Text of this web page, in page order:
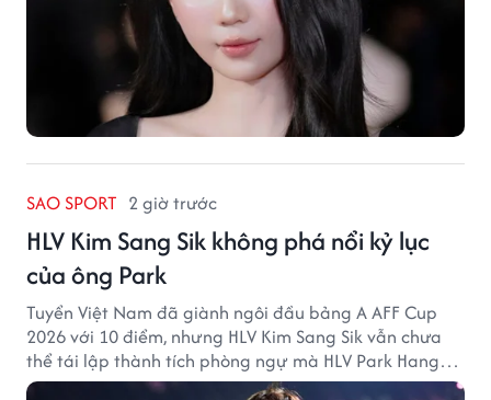
SAO SPORT 2 giờ trước
HLV Kim Sang Sik không phá nổi kỷ lục
của ông Park
Tuyển Việt Nam đã giành ngôi đầu bảng A AFF Cup
2026 với 10 điểm, nhưng HLV Kim Sang Sik vẫn chưa
thể tái lập thành tích phòng ngự mà HLV Park Hang
Seo từng tạo ra.